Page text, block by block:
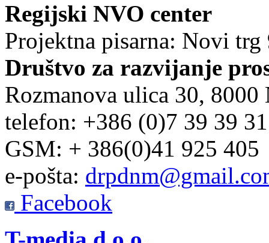
Regijski NVO center
Projektna pisarna: Novi
Društvo za razvijanje
Rozmanova ulica 30, 8000
telefon: +386 (0)7 39 39
GSM: + 386(0)41 925 405
e-pošta:
Facebook